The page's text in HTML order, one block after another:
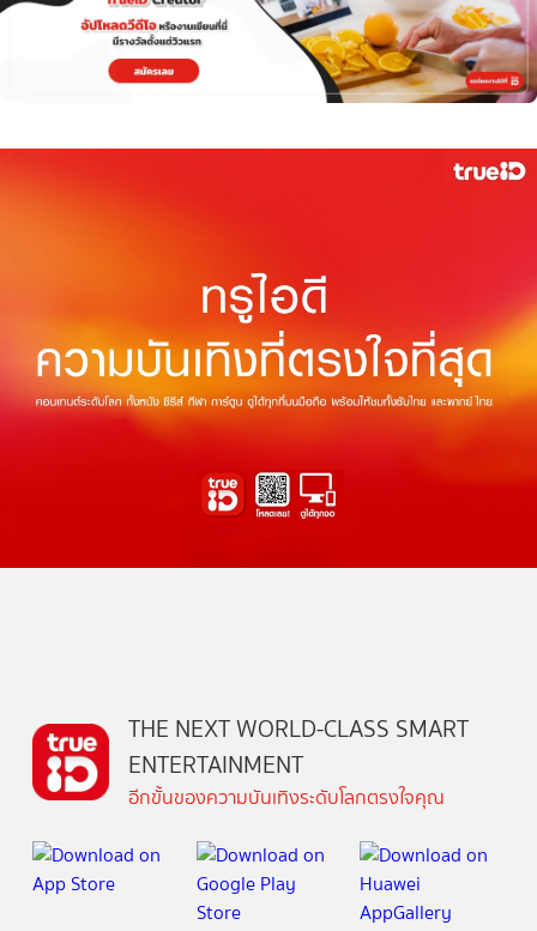
THE NEXT WORLD-CLASS SMART
ENTERTAINMENT
อีกขั้นของความบันเทิงระดับโลกตรงใจคุณ